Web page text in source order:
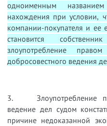
одноименным
нахождения при условии,
компании-покупателя и ее
становится
злоупотребление
добросовестного ведения
3. Злоупотребление
ведение дел судом
причине недоказанной